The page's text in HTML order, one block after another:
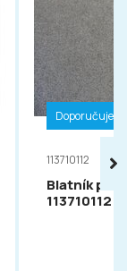
113710112
Blatník
113710112